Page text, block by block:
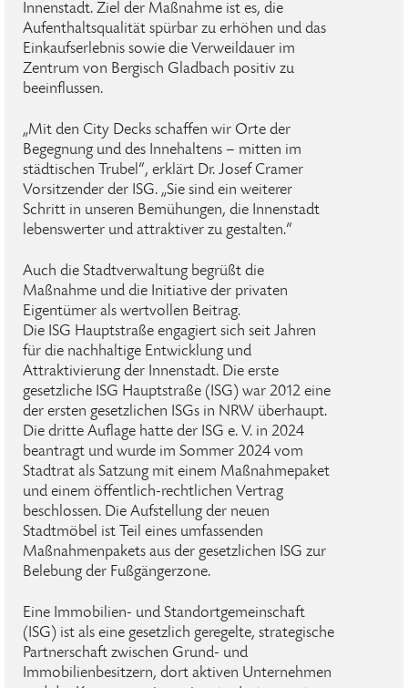
Innenstadt. Ziel der Maßnahme ist es, die
Aufenthaltsqualität spürbar zu erhöhen und das
Einkaufserlebnis sowie die Verweildauer im
Zentrum von Bergisch Gladbach positiv zu
beeinflussen.
„Mit den City Decks schaffen wir Orte der
Begegnung und des Innehaltens – mitten im
städtischen Trubel“, erklärt Dr. Josef Cramer
Vorsitzender der ISG. „Sie sind ein weiterer
Schritt in unseren Bemühungen, die Innenstadt
lebenswerter und attraktiver zu gestalten.“
Auch die Stadtverwaltung begrüßt die
Maßnahme und die Initiative der privaten
Eigentümer als wertvollen Beitrag.
Die ISG Hauptstraße engagiert sich seit Jahren
für die nachhaltige Entwicklung und
Attraktivierung der Innenstadt. Die erste
gesetzliche ISG Hauptstraße (ISG) war 2012 eine
der ersten gesetzlichen ISGs in NRW überhaupt.
Die dritte Auflage hatte der ISG e. V. in 2024
beantragt und wurde im Sommer 2024 vom
Stadtrat als Satzung mit einem Maßnahmepaket
und einem öffentlich-rechtlichen Vertrag
beschlossen. Die Aufstellung der neuen
Stadtmöbel ist Teil eines umfassenden
Maßnahmenpakets aus der gesetzlichen ISG zur
Belebung der Fußgängerzone.
Eine Immobilien- und Standortgemeinschaft
(ISG) ist als eine gesetzlich geregelte, strategische
Partnerschaft zwischen Grund- und
Immobilienbesitzern, dort aktiven Unternehmen